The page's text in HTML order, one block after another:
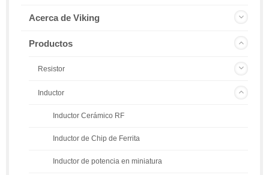
Acerca de Viking
Productos
Resistor
Inductor
Inductor Cerámico RF
Inductor de Chip de Ferrita
Inductor de potencia en miniatura